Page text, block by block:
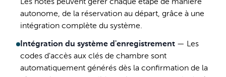
Les hôtes peuvent gérer chaque étape de manière
autonome, de la réservation au départ, grâce à une
intégration complète du système.
Intégration du système d'enregistrement — Les
codes d'accès aux clés de chambre sont
automatiquement générés dès la confirmation de la